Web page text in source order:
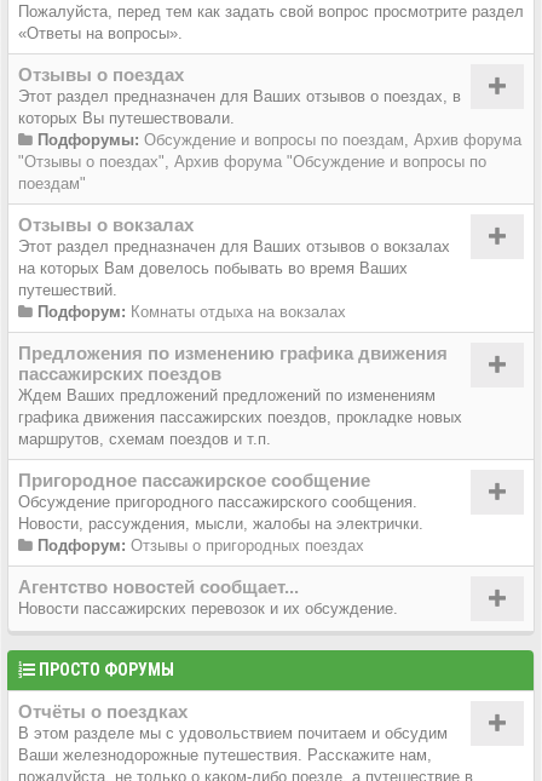
Пожалуйста, перед тем как задать свой вопрос просмотрите раздел
«Ответы на вопросы».
Отзывы о поездах
Этот раздел предназначен для Ваших отзывов о поездах, в
которых Вы путешествовали.
Подфорумы: Обсуждение и вопросы по поездам Архив форума
"Отзывы о поездах" Архив форума "Обсуждение и вопросы по
поездам"
Отзывы о вокзалах
Этот раздел предназначен для Ваших отзывов о вокзалах
на которых Вам довелось побывать во время Ваших
путешествий.
Подфорум: Комнаты отдыха на вокзалах
Предложения по изменению графика движения
пассажирских поездов
Ждем Ваших предложений предложений по изменениям
графика движения пассажирских поездов, прокладке новых
маршрутов, схемам поездов и т.п.
Пригородное пассажирское сообщение
Обсуждение пригородного пассажирского сообщения.
Новости, рассуждения, мысли, жалобы на электрички.
Подфорум: Отзывы о пригородных поездах
Агентство новостей сообщает...
Новости пассажирских перевозок и их обсуждение.
ПРОСТО ФОРУМЫ
Отчёты о поездках
В этом разделе мы с удовольствием почитаем и обсудим
Ваши железнодорожные путешествия. Расскажите нам,
пожалуйста, не только о каком-либо поезде, а путешествие в